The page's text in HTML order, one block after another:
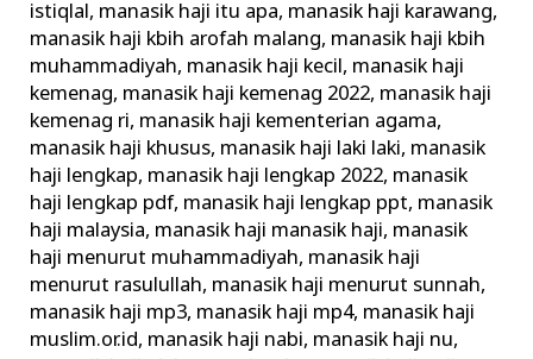
istiqlal, manasik haji itu apa, manasik haji karawang,
manasik haji kbih arofah malang, manasik haji kbih
muhammadiyah, manasik haji kecil, manasik haji
kemenag, manasik haji kemenag 2022, manasik haji
kemenag ri, manasik haji kementerian agama,
manasik haji khusus, manasik haji laki laki, manasik
haji lengkap, manasik haji lengkap 2022, manasik
haji lengkap pdf, manasik haji lengkap ppt, manasik
haji malaysia, manasik haji manasik haji, manasik
haji menurut muhammadiyah, manasik haji
menurut rasulullah, manasik haji menurut sunnah,
manasik haji mp3, manasik haji mp4, manasik haji
muslim.or.id, manasik haji nabi, manasik haji nu,